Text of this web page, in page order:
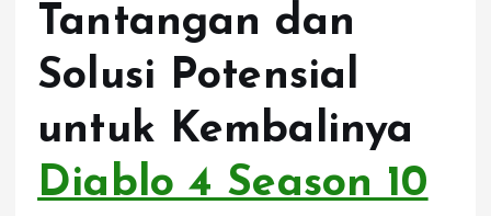
Tantangan dan
Solusi Potensial
untuk Kembalinya
Diablo 4 Season 10